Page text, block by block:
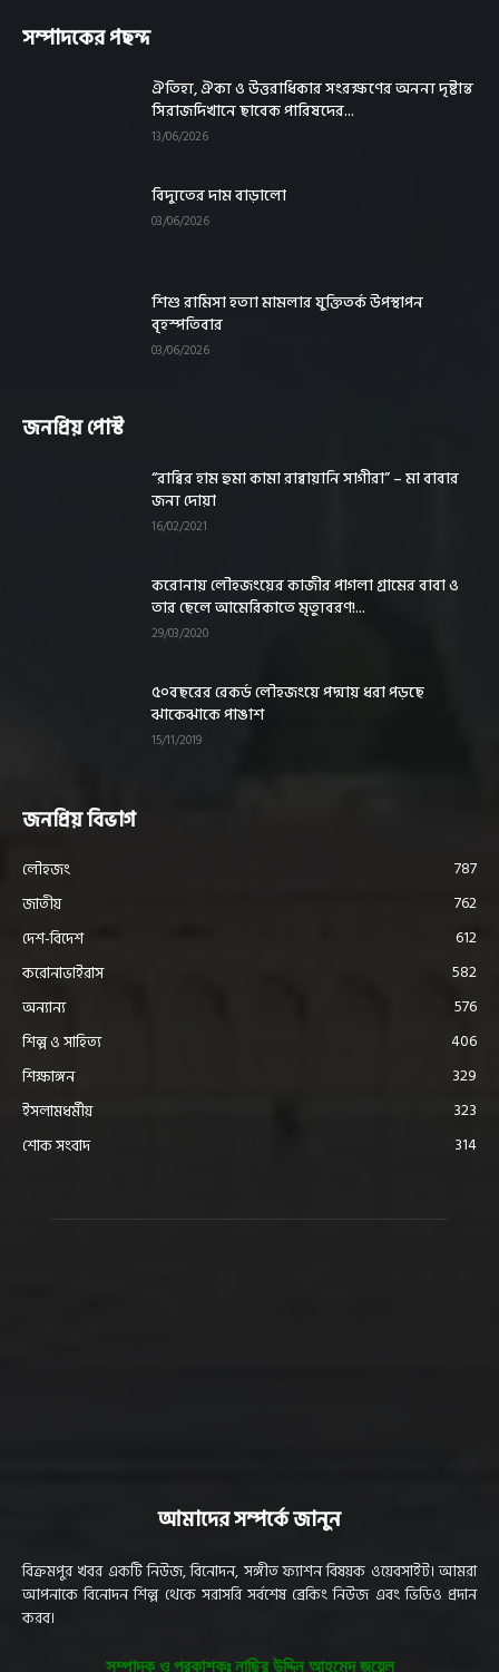
সম্পাদকের পছন্দ
ঐতিহ্য, ঐক্য ও উত্তরাধিকার সংরক্ষণের অনন্য দৃষ্টান্ত
সিরাজদিখানে ছাবেক পারিষদের...
13/06/2026
বিদ্যুতের দাম বাড়ালো
03/06/2026
শিশু রামিসা হত্যা মামলার যুক্তিতর্ক উপস্থাপন
বৃহস্পতিবার
03/06/2026
জনপ্রিয় পোস্ট
“রাব্বির হাম হুমা কামা রাব্বায়ানি সাগীরা” – মা বাবার
জন্য দোয়া
16/02/2021
করোনায় লৌহজংয়ের কাজীর পাগলা গ্রামের বাবা ও
তার ছেলে আমেরিকাতে মৃত্যুবরণ!...
29/03/2020
৫০বছরের রেকর্ড লৌহজংয়ে পদ্মায় ধরা পড়ছে
ঝাকেঝাকে পাঙাশ
15/11/2019
জনপ্রিয় বিভাগ
লৌহজং
787
জাতীয়
762
দেশ-বিদেশ
612
করোনাভাইরাস
582
অন্যান্য
576
শিল্প ও সাহিত্য
406
শিক্ষাঙ্গন
329
ইসলামধর্মীয়
323
শোক সংবাদ
314
আমাদের সম্পর্কে জানুন
বিক্রমপুর খবর একটি নিউজ, বিনোদন, সঙ্গীত ফ্যাশন বিষয়ক ওয়েবসাইট। আমরা
আপনাকে বিনোদন শিল্প থেকে সরাসরি সর্বশেষ ব্রেকিং নিউজ এবং ভিডিও প্রদান
করব।
সম্পাদক ও প্রকাশকঃ নাছির উদ্দিন আহমেদ জুয়েল